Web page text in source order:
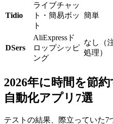
Tidio
ライブチャッ
ト・簡易ボッ
ト
簡単
DSers
AliExpressド
ロップシッピ
ング
なし（
処理）
2026年に時間を節
自動化アプリ7選
テストの結果、際立っていた7